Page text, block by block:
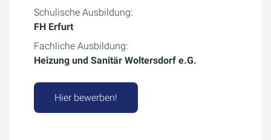
Schulische Ausbildung:
FH Erfurt
Fachliche Ausbildung:
Heizung und Sanitär Woltersdorf e.G.
Hier bewerben!